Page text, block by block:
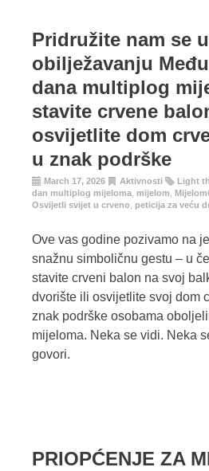
Pridružite nam se u
obilježavanju
dana multiplog
stavite crvene
osvijetlite dom
u znak podrške
March 17, 2026 Aktivnosti Light
dan multiplog mijeloma mijelom
Osvijetli svijet u crveno
peticija za veću
Ove vas godine pozivamo na
snažnu simboličnu gestu – u
stavite crveni balon na svoj
dvorište ili osvijetlite svoj dom
znak podrške osobama
mijeloma. Neka se vidi. Neka
govori.
PRIOPĆENJE ZA